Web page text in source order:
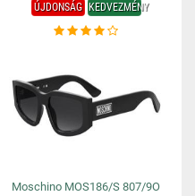
ÚJDONSÁG KEDVEZMÉNY
Moschino MOS186/S 807/9O